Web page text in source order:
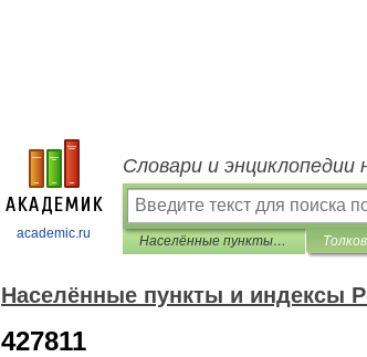
academic.ru
Словари и энциклопедии
Населённые пункты и индексы России
Населённые пункты и индексы
427811